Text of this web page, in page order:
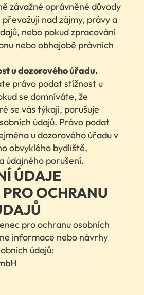
závažné oprávněné důvody
nad zájmy, právy a
nebo pokud zpracování
nebo obhajobě právních
u dozorového úřadu.
právo podat stížnost u
se domníváte, že
se vás týkají, porušuje
údajů. Právo podat
u dozorového úřadu v
obvyklého bydliště,
údajného porušení.
ÚDAJE
OCHRANU
pro ochranu osobních
informace nebo návrhy
údajů: